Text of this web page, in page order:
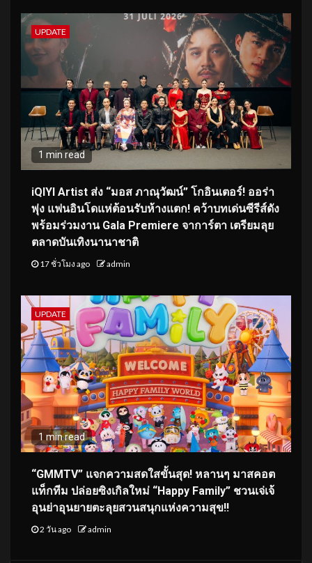
UPDATE
1 min read
iQIYI Artist ส่ง “มอส ภาณุวัฒน์” โกอินเตอร์! ออร่า
พุ่ง แฟนอินโดแห่ต้อนรับห้างแตก! คว้าบทเด่นซีรีส์ดัง
พร้อมร่วมงาน Gala Premiere จาการ์ตา เตรียมลุย
ตลาดบันเทิงนานาชาติ
17 ชั่วโมง ago admin
UPDATE
1 min read
“GMMTV” แจกความสดใสขั้นสุด! หลานๆ มาสคอต
แท็กทีม ปล่อยซิงเกิลใหม่ “Happy Family” ชวนเจ่เจ้
อุนย่าอุนยายตะลุยสวนสนุกแห่งความสุข!!
2 วัน ago admin